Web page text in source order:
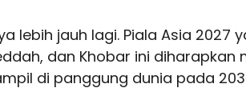
lebih jauh lagi. Piala Asia
dan Khobar ini
di panggung dunia pada